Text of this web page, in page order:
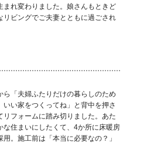
まれ変わりました。娘さんもときど
リビングでご夫妻とともに過ごされ
ら「夫婦ふたりだけの暮らしのため
いい家をつくってね」と背中を押さ
リフォームに踏み切りました。あた
な住まいにしたくて、4か所に床暖房
用。施工前は「本当に必要なの？」